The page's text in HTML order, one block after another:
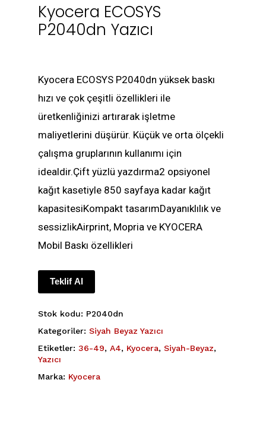
Kyocera ECOSYS
P2040dn Yazıcı
Kyocera ECOSYS P2040dn yüksek baskı
hızı ve çok çeşitli özellikleri ile
üretkenliğinizi artırarak işletme
maliyetlerini düşürür. Küçük ve orta ölçekli
çalışma gruplarının kullanımı için
idealdir.Çift yüzlü yazdırma2 opsiyonel
kağıt kasetiyle 850 sayfaya kadar kağıt
kapasitesiKompakt tasarımDayanıklılık ve
sessizlikAirprint, Mopria ve KYOCERA
Mobil Baskı özellikleri
Teklif Al
Stok kodu: P2040dn
Kategoriler: Siyah Beyaz Yazıcı
Etiketler: 36-49, A4, Kyocera, Siyah-Beyaz,
Yazıcı
Marka: Kyocera